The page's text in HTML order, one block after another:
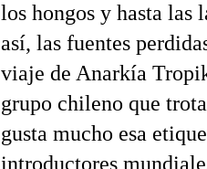
los hongos y hasta las
así, las fuentes
viaje de Anarkía
grupo chileno que
gusta mucho esa
introductores